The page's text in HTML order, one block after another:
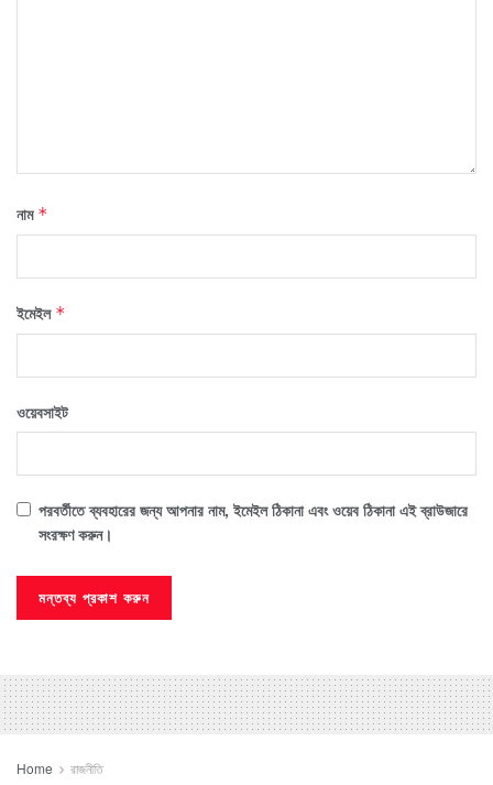
নাম *
ইমেইল *
ওয়েবসাইট
পরবর্তীতে ব্যবহারের জন্য আপনার নাম, ইমেইল ঠিকানা এবং ওয়েব ঠিকানা এই ব্রাউজারে
সংরক্ষণ করুন।
Home রাজনীতি